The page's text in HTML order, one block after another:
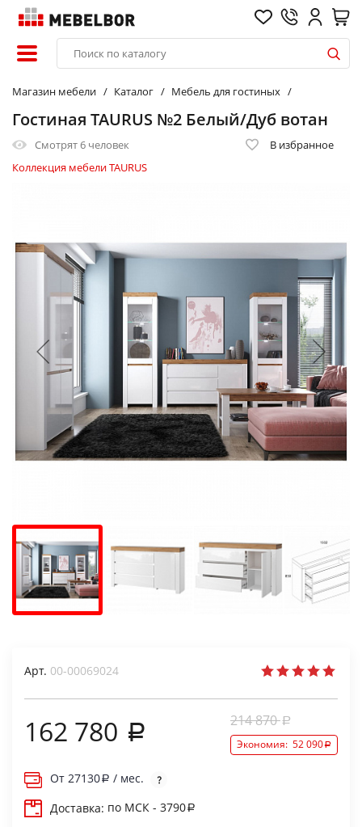
Магазин мебели Каталог Мебель для гостиных
Гостиная TAURUS №2 Белый/Дуб вотан
Смотрят6 человек
В избранное
Коллекция мебели TAURUS
Арт. 00-00069024
162 780 214 870
Экономия: 52 090
От 27130
/ мес.
Доставка: по МСК - 3790